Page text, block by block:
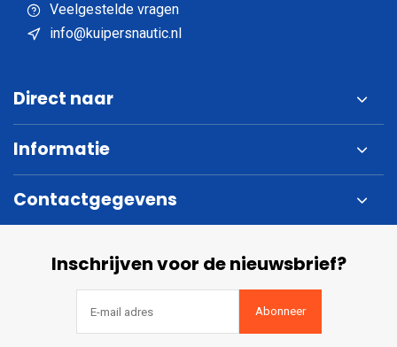
Veelgestelde vragen
info@kuipersnautic.nl
Direct naar
Informatie
Contactgegevens
Inschrijven voor de nieuwsbrief?
Abonneer